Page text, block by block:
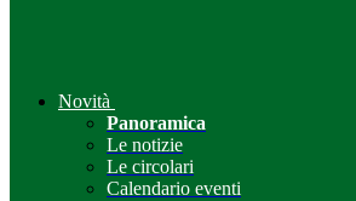
Novità
Panoramica
Le notizie
Le circolari
Calendario eventi